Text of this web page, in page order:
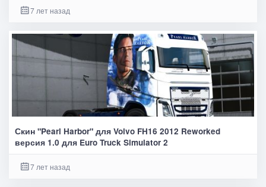
7 лет назад
Скин "Pearl Harbor" для Volvo FH16 2012 Reworked
версия 1.0 для Euro Truck Simulator 2
7 лет назад